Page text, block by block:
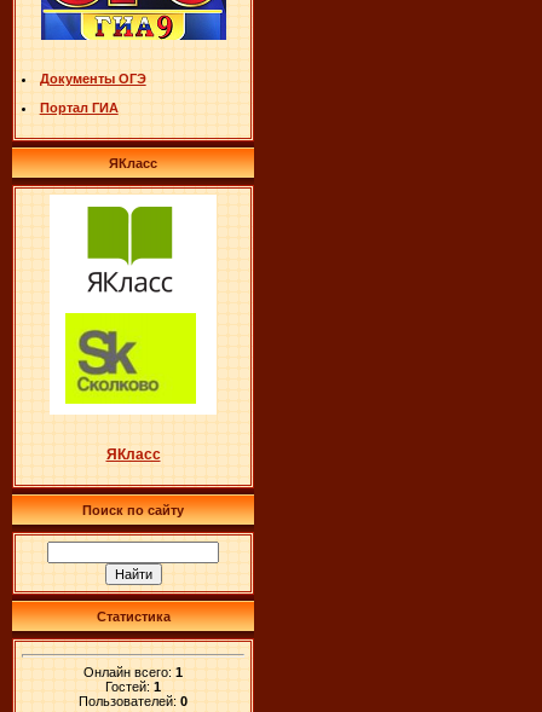
Документы ОГЭ
Портал ГИА
ЯКласс
ЯКласс
Поиск по сайту
Статистика
Онлайн всего: 1
Гостей: 1
Пользователей: 0